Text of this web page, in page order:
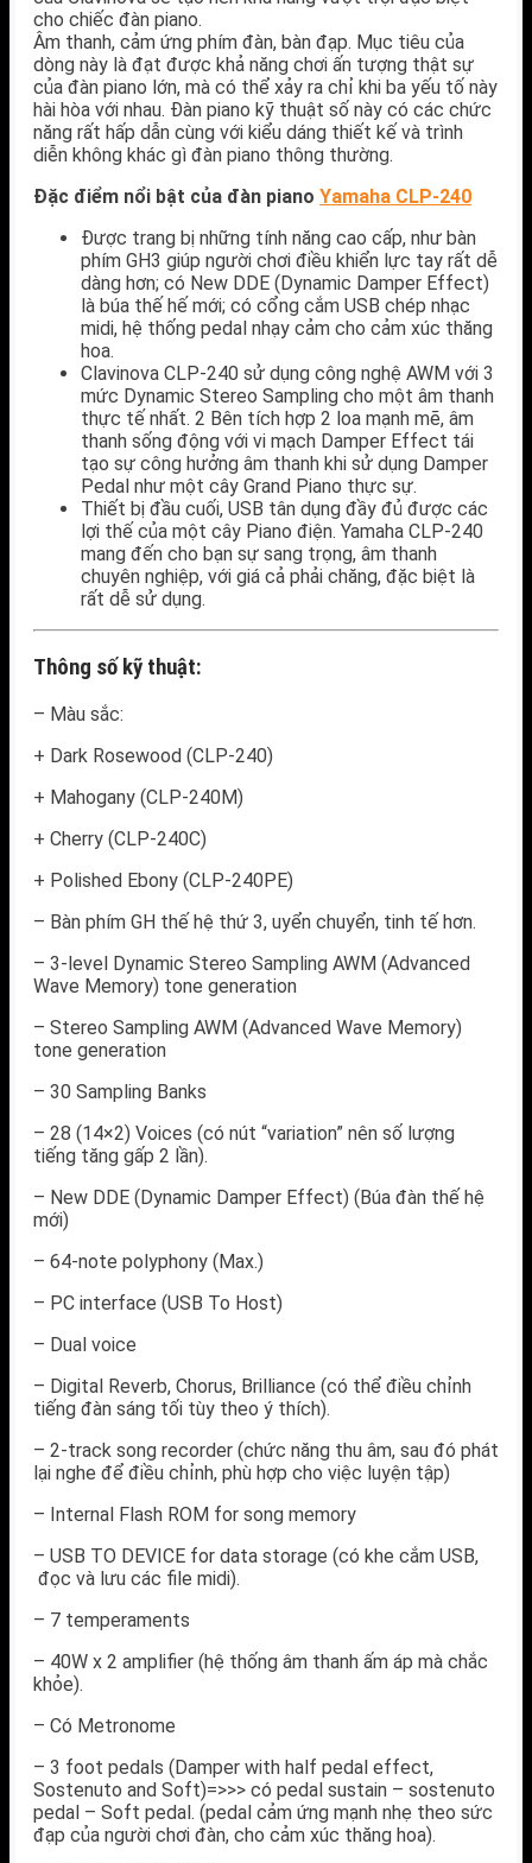
cho chiếc đàn piano.
Âm thanh, cảm ứng phím đàn, bàn đạp. Mục tiêu của
dòng này là đạt được khả năng chơi ấn tượng thật sự
của đàn piano lớn, mà có thể xảy ra chỉ khi ba yếu tố này
hài hòa với nhau. Đàn piano kỹ thuật số này có các chức
năng rất hấp dẫn cùng với kiểu dáng thiết kế và trình
diễn không khác gì đàn piano thông thường.
Đặc điểm nổi bật của đàn piano Yamaha CLP-240
Được trang bị những tính năng cao cấp, như bàn
phím GH3 giúp người chơi điều khiển lực tay rất dễ
dàng hơn; có New DDE (Dynamic Damper Effect)
là búa thế hế mới; có cổng cắm USB chép nhạc
midi, hệ thống pedal nhạy cảm cho cảm xúc thăng
hoa.
Clavinova CLP-240 sử dụng công nghệ AWM với 3
mức Dynamic Stereo Sampling cho một âm thanh
thực tế nhất. 2 Bên tích hợp 2 loa mạnh mẽ, âm
thanh sống động với vi mạch Damper Effect tái
tạo sự công hưởng âm thanh khi sử dụng Damper
Pedal như một cây Grand Piano thực sự.
Thiết bị đầu cuối, USB tân dụng đầy đủ được các
lợi thế của một cây Piano điện. Yamaha CLP-240
mang đến cho bạn sự sang trọng, âm thanh
chuyên nghiệp, với giá cả phải chăng, đặc biệt là
rất dễ sử dụng.
Thông số kỹ thuật:
– Màu sắc:
+ Dark Rosewood (CLP-240)
+ Mahogany (CLP-240M)
+ Cherry (CLP-240C)
+ Polished Ebony (CLP-240PE)
– Bàn phím GH thế hệ thứ 3, uyển chuyển, tinh tế hơn.
– 3-level Dynamic Stereo Sampling AWM (Advanced
Wave Memory) tone generation
– Stereo Sampling AWM (Advanced Wave Memory)
tone generation
– 30 Sampling Banks
– 28 (14×2) Voices (có nút “variation” nên số lượng
tiếng tăng gấp 2 lần).
– New DDE (Dynamic Damper Effect) (Búa đàn thế hệ
mới)
– 64-note polyphony (Max.)
– PC interface (USB To Host)
– Dual voice
– Digital Reverb, Chorus, Brilliance (có thể điều chỉnh
tiếng đàn sáng tối tùy theo ý thích).
– 2-track song recorder (chức năng thu âm, sau đó phát
lại nghe để điều chỉnh, phù hợp cho việc luyện tập)
– Internal Flash ROM for song memory
– USB TO DEVICE for data storage (có khe cắm USB,
đọc và lưu các file midi).
– 7 temperaments
– 40W x 2 amplifier (hệ thống âm thanh ấm áp mà chắc
khỏe).
– Có Metronome
– 3 foot pedals (Damper with half pedal effect,
Sostenuto and Soft)=>>> có pedal sustain – sostenuto
pedal – Soft pedal. (pedal cảm ứng mạnh nhẹ theo sức
đạp của người chơi đàn, cho cảm xúc thăng hoa).